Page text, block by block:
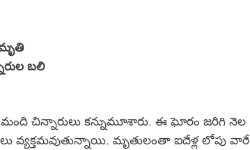
బలి
చిన్నారులు కన్నుమూశారు. ఈ ఘోరం జరిగి నెల
వ్యక్తమవుతున్నాయి. మృతులంతా ఐదేళ్ల లోపు వారే